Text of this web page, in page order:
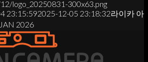
logo_20250831-300x63.png
23:15:592025-12-05 23:18:32라이카 아
2026